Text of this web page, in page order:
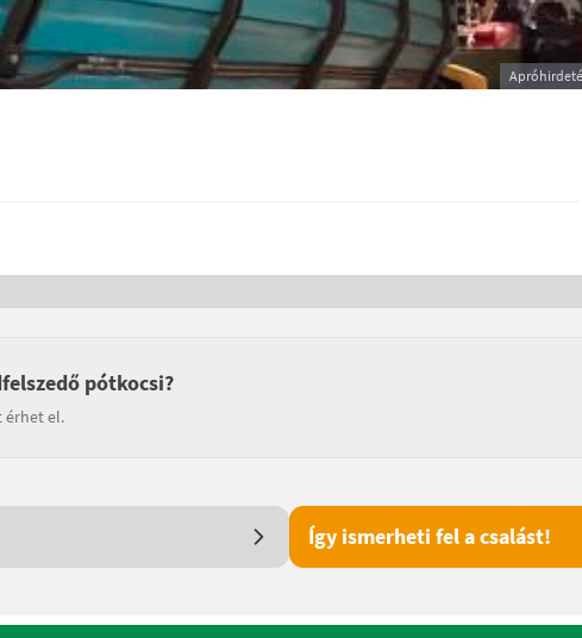
pótkocsi?
érhet el.
Így ismerheti fel a csalást!